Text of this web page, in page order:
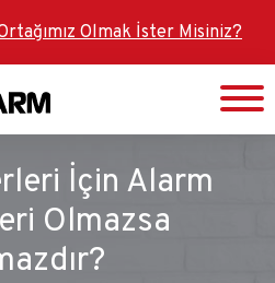
Olmak İster Misiniz?
İçin Alarm
Olmazsa